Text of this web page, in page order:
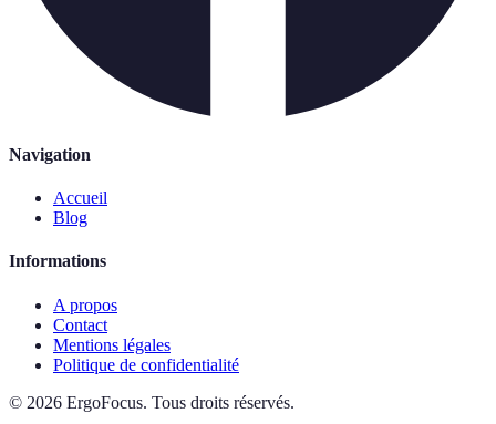
Navigation
Accueil
Blog
Informations
A propos
Contact
Mentions légales
Politique de confidentialité
© 2026 ErgoFocus. Tous droits réservés.